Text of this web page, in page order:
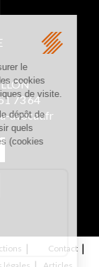
73 64
avocat.fr
Contact